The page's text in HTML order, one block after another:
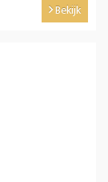
Bekijk